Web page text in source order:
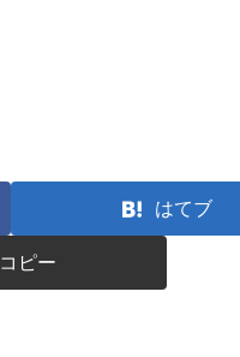
はてブ
コピー